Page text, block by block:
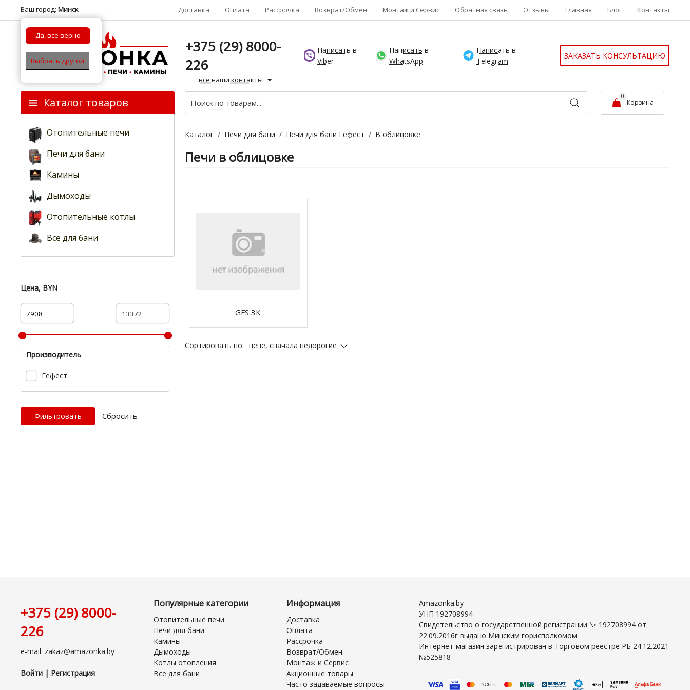
Ваш город: Минск
Да, все верно
Выбрать другой
Доставка Оплата Рассрочка Возврат/Обмен Монтаж и Сервис Обратная связь Отзывы Главная Блог Контакты
+375 (29) 8000-
226
все наши контакты
Написать в
Viber
Написать в
WhatsApp
Написать в
Telegram
ЗАКАЗАТЬ КОНСУЛЬТАЦИЮ
Каталог товаров
Отопительные печи
Печи для бани
Камины
Дымоходы
Отопительные котлы
Все для бани
0
Корзина
Цена, BYN
Производитель
Гефест
Cбросить
Каталог / Печи для бани / Печи для бани Гефест / В облицовке
Печи в облицовке
GFS 3K
Сортировать по: цене, сначала недорогие
+375 (29) 8000-
226
e-mail: zakaz@amazonka.by
Войти | Регистрация
Популярные категории
Отопительные печи
Печи для бани
Камины
Дымоходы
Котлы отопления
Все для бани
Информация
Доставка
Оплата
Рассрочка
Возврат/Обмен
Монтаж и Сервис
Акционные товары
Часто задаваемые вопросы
Amazonka.by
УНП 192708994
Свидетельство о государственной регистрации № 192708994 от
22.09.2016г выдано Минским горисполкомом
Интернет-магазин зарегистрирован в Торговом реестре РБ 24.12.2021
№525818